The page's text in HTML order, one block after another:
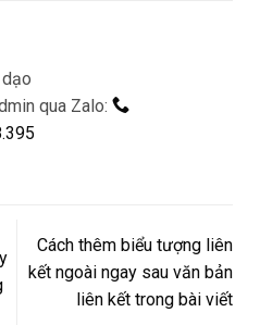
qua Zalo:
Cách thêm biểu tượng liên
kết ngoài ngay sau văn bản
liên kết trong bài viết